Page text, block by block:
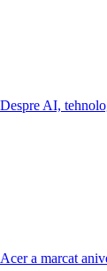
Despre AI,
Acer a marcat